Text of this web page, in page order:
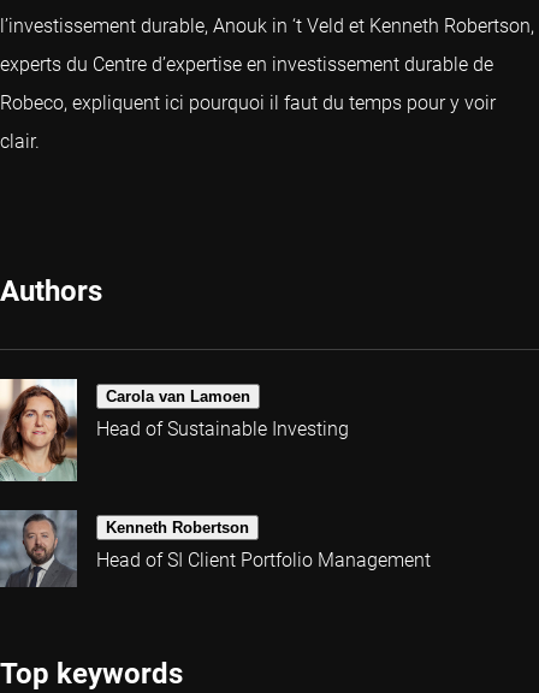
l’investissement durable, Anouk in ‘t Veld et Kenneth Robertson,
experts du Centre d’expertise en investissement durable de
Robeco, expliquent ici pourquoi il faut du temps pour y voir
clair.
Authors
Carola van Lamoen
Head of Sustainable Investing
Kenneth Robertson
Head of SI Client Portfolio Management
Top keywords